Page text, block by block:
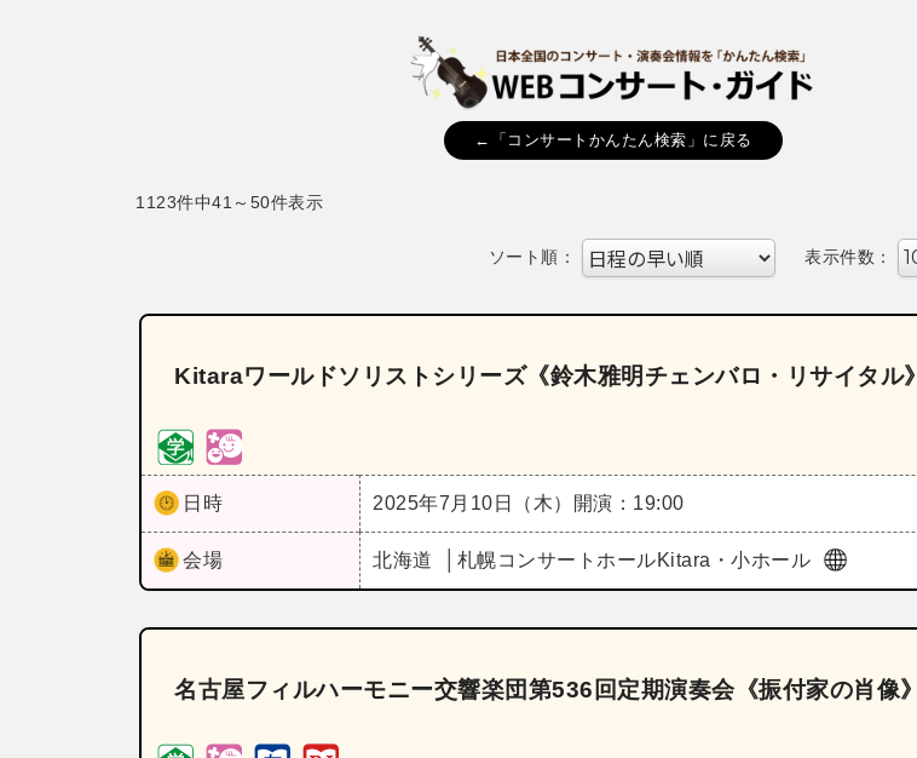
←「コンサートかんたん検索」に戻る
1123件中41～50件表示
ソート順： 表示件数：
Kitaraワールドソリストシリーズ《鈴木雅明チェンバロ・リサイタル》
日時 2025年7月10日（木） 開演：19:00
会場 北海道 札幌コンサートホールKitara・小ホール
名古屋フィルハーモニー交響楽団第536回定期演奏会《振付家の肖像》